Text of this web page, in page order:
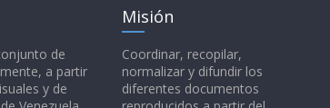
de
a partir
y de
Misión
Coordinar, recopilar,
normalizar y difundir los
diferentes documentos